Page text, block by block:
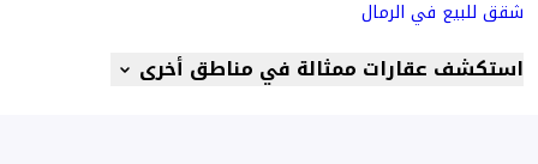
شقق للبيع في الرمال
استكشف عقارات ممثالة في مناطق أخرى